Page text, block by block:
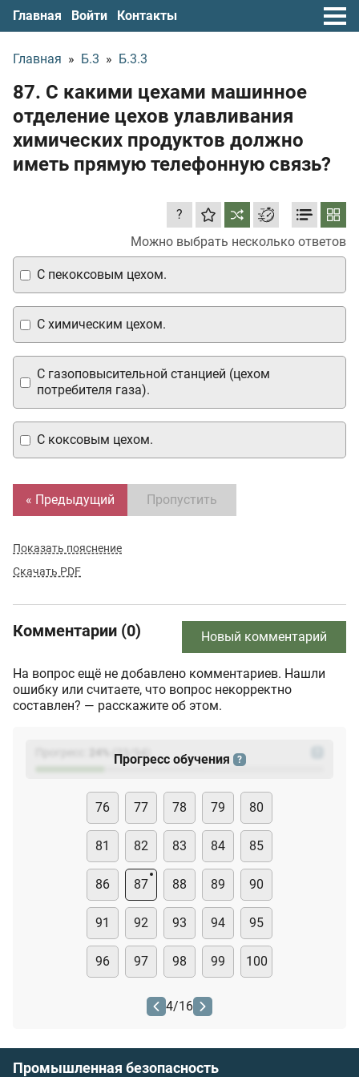
Главная Войти Контакты
Главная » Б.3 » Б.3.3
87. С какими цехами машинное
отделение цехов улавливания
химических продуктов должно
иметь прямую телефонную связь?
Можно выбрать несколько ответов
?
С химическим цехом.
С коксовым цехом.
С газоповысительной станцией (цехом
потребителя газа).
С пекоксовым цехом.
« Предыдущий Пропустить
Показать пояснение
Скачать PDF
Комментарии (0) Новый комментарий
На вопрос ещё не добавлено комментариев. Нашли
ошибку или считаете, что вопрос некорректно
составлен? — расскажите об этом.
(23
Прогресс обучения ?
76 77 78 79 80
81 82 83 84 85
86 87 88 89 90
91 92 93 94 95
96 97 98 99 100
4/16
Промышленная безопасность